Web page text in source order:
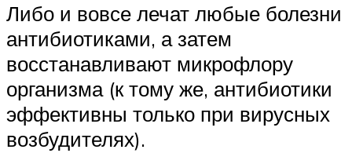
Либо и вовсе лечат любые болезни
антибиотиками, а затем
восстанавливают микрофлору
организма (к тому же, антибиотики
эффективны только при вирусных
возбудителях).